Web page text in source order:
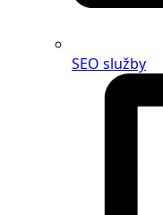
SEO služby